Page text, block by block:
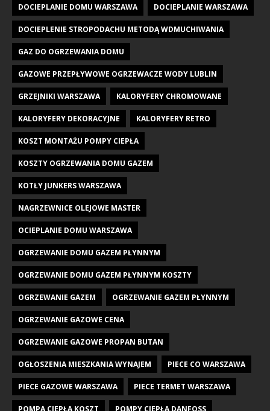
DOCIEPLANIE DOMU WARSZAWA DOCIEPLANIE WARSZAWA
DOCIEPLENIE STROPODACHU METODĄ WDMUCHIWANIA
GAZ DO OGRZEWANIA DOMU
GAZOWE PRZEPŁYWOWE OGRZEWACZE WODY LUBLIN
GRZEJNIKI WARSZAWA KALORYFERY CHROMOWANE
KALORYFERY DEKORACYJNE KALORYFERY RETRO
KOSZT MONTAŻU POMPY CIEPŁA
KOSZTY OGRZEWANIA DOMU GAZEM
KOTŁY JUNKERS WARSZAWA
NAGRZEWNICE OLEJOWE MASTER
OCIEPLANIE DOMU WARSZAWA
OGRZEWANIE DOMU GAZEM PŁYNNYM
OGRZEWANIE DOMU GAZEM PŁYNNYM KOSZTY
OGRZEWANIE GAZEM OGRZEWANIE GAZEM PŁYNNYM
OGRZEWANIE GAZOWE CENA
OGRZEWANIE GAZOWE PROPAN BUTAN
OGŁOSZENIA MIESZKANIA WYNAJEM PIECE CO WARSZAWA
PIECE GAZOWE WARSZAWA PIECE TERMET WARSZAWA